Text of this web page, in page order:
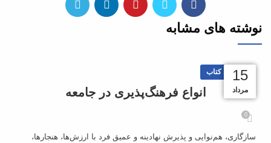
نوشته های مشابه
07
بهمن
بریده‌های کتاب
انواع فرهنگ‌پذیری در جامعه
0
سازگاری، هم‌نوایی و پذیرش نهادینه و عمیق فرد با ارزش‌ها، هنجارها،
06
بهمن
06
بهمن
06
بهمن
15
مرداد